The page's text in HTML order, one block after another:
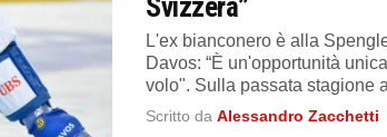
Svizzera”
L'ex bianconero è alla
Davos: “È un'opportunità
volo". Sulla passata stagione
Scritto daAlessandro Zacchetti